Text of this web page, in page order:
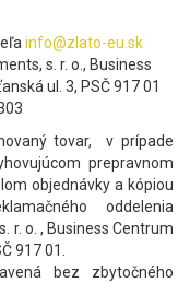
info@zlato-eu.sk
s. r. o., Business
ul. 3, PSČ 917 01
tovar, v prípade
prepravnom
objednávky a kópiou
oddelenia
r. o. , Business Centrum
917 01.
bez zbytočného